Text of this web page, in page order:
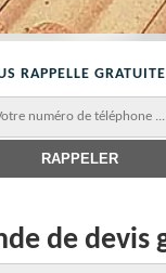
RAPPELLE
de devis